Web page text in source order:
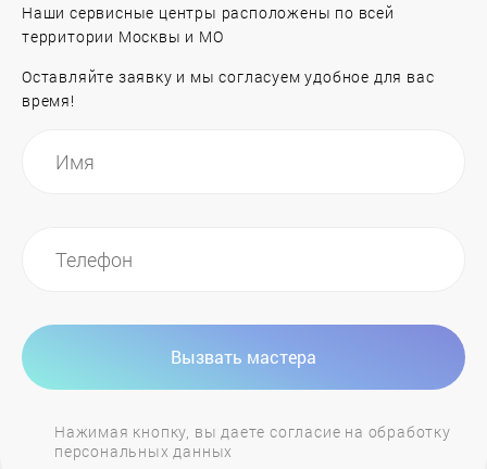
Gejzer
Hajdu
Hansa
Наши сервисные центры расположены по всей
территории Москвы и МО
Оставляйте заявку и мы согласуем удобное для вас
время!
Вызвать мастера
Нажимая кнопку, вы даете согласие на обработку
персональных данных